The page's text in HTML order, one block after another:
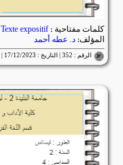
كلمات مفتاحية :Texte expositif
المؤلف:د. عطه أحمد
الرقم : 352 | التاريخ : 17/12/2023 | المشاهدات :